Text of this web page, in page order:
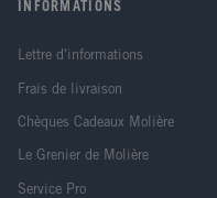
INFORMATIONS
Lettre d'informations
Frais de livraison
Chèques Cadeaux Molière
Le Grenier de Molière
Service Pro